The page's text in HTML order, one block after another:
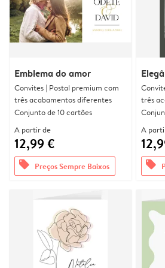
Emblema do amor
Convites | Postal premium com
três acabamentos diferentes
Conjunto de 10 cartões
A partir de
12,99 €
offers Preços Sempre Baixos
três
A
offers